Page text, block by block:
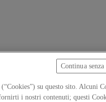
su questo sito. Alcuni
i nostri contenuti; questi
Continua senza